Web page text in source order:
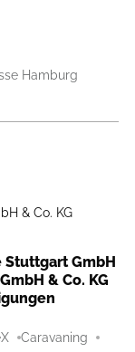
Hamburg
& Co. KG
Stuttgart GmbH
& Co. KG
Caravaning